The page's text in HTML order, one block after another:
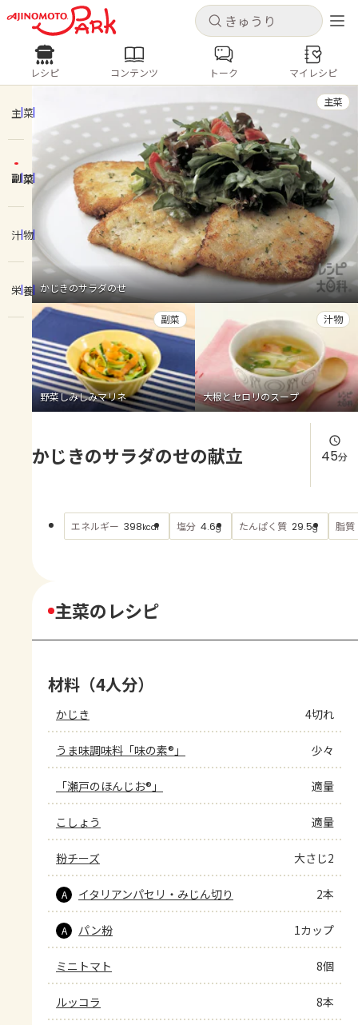
キャンセル
ログインするとレシピを保存できます
ログイン 新規登録
ホーム
コンテンツ
レシピ
トーク
よくあるお問い合わせ
お買い物
AJINOMOTO PARK とは
キャンセル
レシピ コンテンツ
人気の食材・レシピ
きゅうり なす トマト
とうもろこし
ピーマン
みょうが ゴーヤ
レシピ コンテンツ トーク マイレシピ
主菜
副菜
汁物
栄養 かじきのサラダのせ
主菜
野菜しみしみマリネ
副菜
大根とセロリのスープ
汁物
かじきのサラダのせの献立 45分
エネルギー 398kcal 塩分 4.6g たんぱく質 29.5g 脂質
主菜のレシピ
材料（4人分）
かじき 4切れ
うま味調味料「味の素®」 少々
「瀬戸のほんじお®」 適量
こしょう 適量
粉チーズ 大さじ2
A イタリアンパセリ・みじん切り 2本
A パン粉 1カップ
ミニトマト 8個
ルッコラ 8本